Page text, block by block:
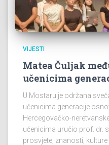
VIJESTI
Matea Čuljak
učenicima
U Mostaru je održana
učenicima generacije
Hercegovačko-
učenicima uručio prof. dr.
prosvjete, znanosti,